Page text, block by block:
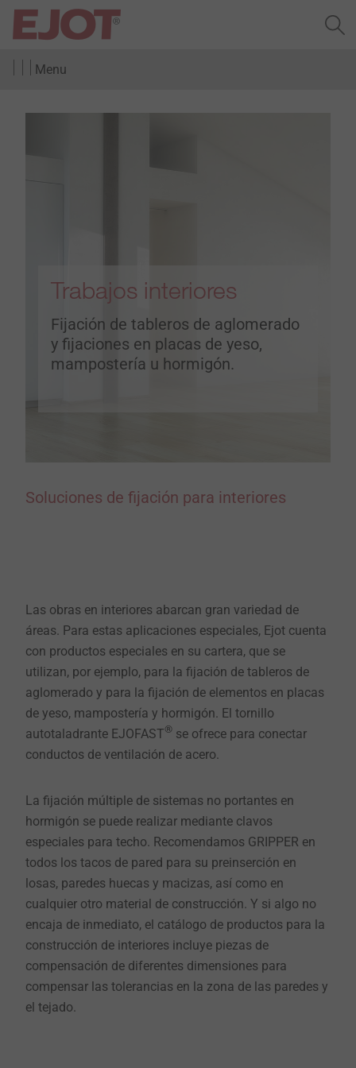
Menu
Trabajos interiores
Fijación de tableros de aglomerado
y fijaciones en placas de yeso,
mampostería u hormigón.
Soluciones de fijación para interiores
Las obras en interiores abarcan gran variedad de
áreas. Para estas aplicaciones especiales, Ejot cuenta
con productos especiales en su cartera, que se
utilizan, por ejemplo, para la fijación de tableros de
aglomerado y para la fijación de elementos en placas
de yeso, mampostería y hormigón. El tornillo
autotaladrante EJOFAST® se ofrece para conectar
conductos de ventilación de acero.
La fijación múltiple de sistemas no portantes en
hormigón se puede realizar mediante clavos
especiales para techo. Recomendamos GRIPPER en
todos los tacos de pared para su preinserción en
losas, paredes huecas y macizas, así como en
cualquier otro material de construcción. Y si algo no
encaja de inmediato, el catálogo de productos para la
construcción de interiores incluye piezas de
compensación de diferentes dimensiones para
compensar las tolerancias en la zona de las paredes y
el tejado.